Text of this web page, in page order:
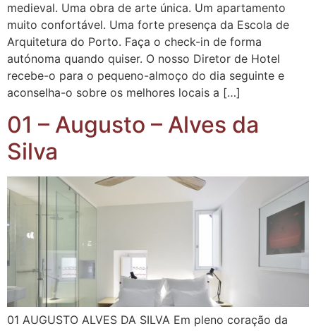
medieval. Uma obra de arte única. Um apartamento
muito confortável. Uma forte presença da Escola de
Arquitetura do Porto. Faça o check-in de forma
autónoma quando quiser. O nosso Diretor de Hotel
recebe-o para o pequeno-almoço do dia seguinte e
aconselha-o sobre os melhores locais a […]
01 – Augusto – Alves da
Silva
01 AUGUSTO ALVES DA SILVA Em pleno coração da